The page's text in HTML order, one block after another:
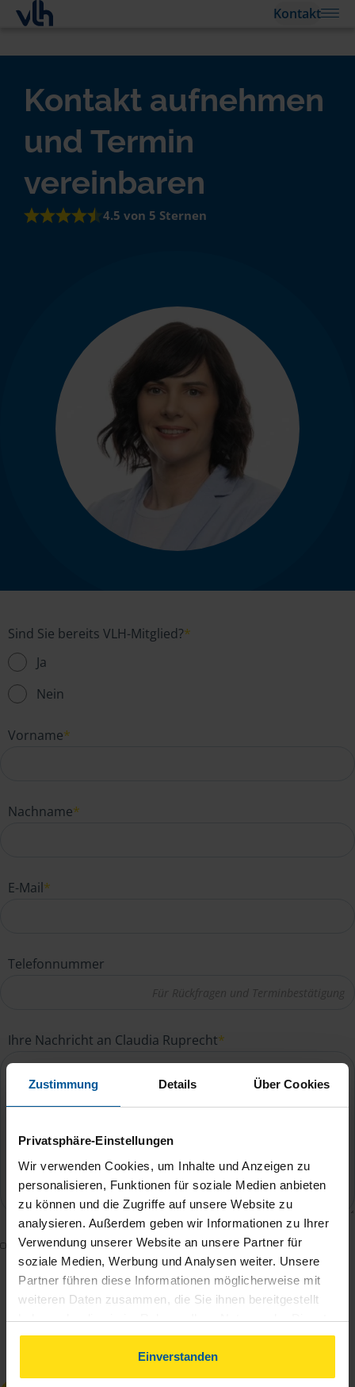
Zustimmung Details Über Cookies
Privatsphäre-Einstellungen
Wir verwenden Cookies, um Inhalte und Anzeigen zu
personalisieren, Funktionen für soziale Medien anbieten
zu können und die Zugriffe auf unsere Website zu
analysieren. Außerdem geben wir Informationen zu Ihrer
Verwendung unserer Website an unsere Partner für
soziale Medien, Werbung und Analysen weiter. Unsere
Partner führen diese Informationen möglicherweise mit
weiteren Daten zusammen, die Sie ihnen bereitgestellt
haben oder die sie im Rahmen Ihrer Nutzung der Dienste
gesammelt haben. Indem Sie auf Einverstanden klicken,
können Sie der Verwendung von Cookies, gemäß
unserer➔ Datenschutzrichtliniezustimmen.
Einverstanden
Kontakt
Kontakt aufnehmen
und Termin
vereinbaren
4.5 von 5 Sternen
Sind Sie bereits VLH-Mitglied?*
Ja
Nein
Vorname*
Nachname*
E-Mail*
Telefonnummer
Ihre Nachricht an Claudia Ruprecht*
Mit dem Absenden des Kontaktformulars erkläre ich
mich damit einverstanden, dass meine Daten zur
Bearbeitung meines Anliegens sowie zur internen
Analyse der Zugriffsquelle verwendet werden.
DieDatenschutzbestimmungenhabe ich zur
Kenntnis genommen.*